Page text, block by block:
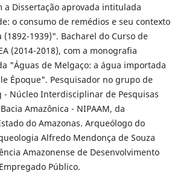
a Dissertação aprovada intitulada
o consumo de remédios e seu contexto
1939)". Bacharel do Curso de
(2014-2018), com a monografia
"Águas de Melgaço: a água importada
Époque". Pesquisador no grupo de
- Núcleo Interdisciplinar de Pesquisas
Amazônica - NIPAAM, da
do Amazonas. Arqueólogo do
Alfredo Mendonça de Souza
Amazonense de Desenvolvimento
Público.